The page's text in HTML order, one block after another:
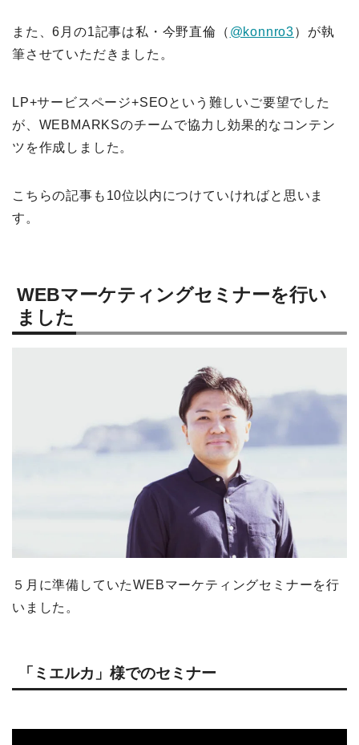
また、6月の1記事は私・今野直倫（ @konnro3）が執
筆させていただきました。
LP+サービスページ+SEOという難しいご要望でした
が、WEBMARKSのチームで協力し効果的なコンテン
ツを作成しました。
こちらの記事も10位以内につけていければと思いま
す。
WEBマーケティングセミナーを行い
ました
５月に準備していたWEBマーケティングセミナーを行
いました。
「ミエルカ」様でのセミナー